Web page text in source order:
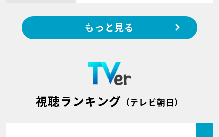
もっと見る
視聴ランキング （テレビ朝日）